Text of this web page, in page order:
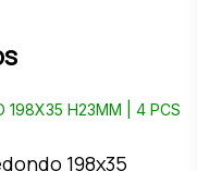
198x35